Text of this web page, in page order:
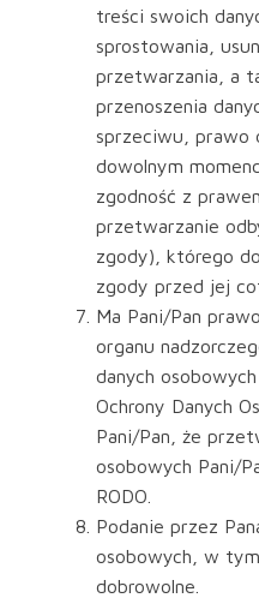
treści swoich
sprostowania,
przetwarzania, a
przenoszenia
sprzeciwu, prawo
dowolnym
zgodność z
przetwarzanie
zgody), którego
zgody przed jej
Ma Pani/Pan
organu
danych
Ochrony Danych
Pani/Pan, że
osobowych Pani/
RODO.
Podanie przez
osobowych, w
dobrowolne.